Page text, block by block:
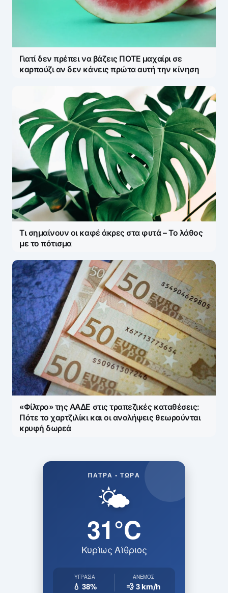
Γιατί δεν πρέπει να βάζεις ΠΟΤΕ μαχαίρι σε
καρπούζι αν δεν κάνεις πρώτα αυτή την κίνηση
Τι σημαίνουν οι καφέ άκρες στα φυτά – Το λάθος
με το πότισμα
«Φίλτρο» της ΑΑΔΕ στις τραπεζικές καταθέσεις:
Πότε το χαρτζιλίκι και οι αναλήψεις θεωρούνται
κρυφή δωρεά
ΠΆΤΡΑ • ΤΏΡΑ
🌤️
31°C
Κυρίως Αίθριος
ΥΓΡΑΣΊΑ
💧 38%
ΆΝΕΜΟΣ
💨 3km/h